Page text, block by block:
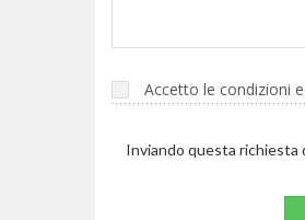
Accetto le condizioni
Inviando questa richiesta